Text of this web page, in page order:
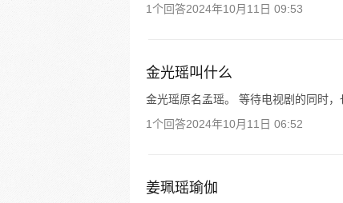
1个回答2024年10月11日 09:53
金光瑶叫什么
金光瑶原名孟瑶。 等待电视剧的同时
1个回答2024年10月11日 06:52
姜珮瑶瑜伽